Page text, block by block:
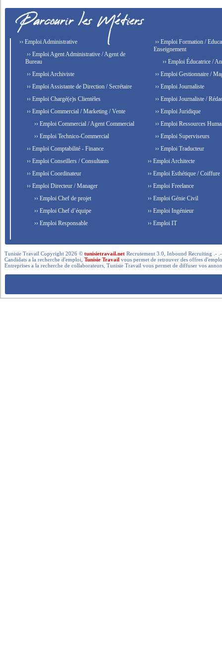
›› Emploi Administrative
›› Emploi Agent Administrative / Agent de
Bureau
›› Emploi Archiviste
›› Emploi Assistante de Direction / Secrétaire
›› Emploi Chargé(e)s Clientèles
›› Emploi Commercial / Marketing / Vente
›› Emploi Commercial / Agent Commercial
›› Emploi Technico-Commercial
›› Emploi Comptabilité - Finance
›› Emploi Conseillers / Consultants
›› Emploi Coordinateur
›› Emploi Directeur / Manager
›› Emploi Chef de projet
›› Emploi Chef d’équipe
›› Emploi Responsable
›› Emploi Formation /
Enseignement
›› Emploi Éducatrice /
›› Emploi Gestionnaire /
›› Emploi Journaliste
›› Emploi Journaliste /
›› Emploi Juridique
›› Emploi Ressources
›› Emploi Superviseurs
›› Emploi Traducteur
›› Emploi Architecte
›› Emploi Esthétique / Coiffure
›› Emploi Freelance
›› Emploi Génie Civil
›› Emploi Ingénieur
›› Emploi IT
Tunisie Travail Copyright 2026 ©tunisietravail.net Recrutement 3.0, Inbound Recruiting .-
Candidats a la recherche d'emploi,Tunisie Travail vous permet de retrouver des offres
Entreprises a la recherche de collaborateurs, Tunisie Travail vous permet de diffuser vos